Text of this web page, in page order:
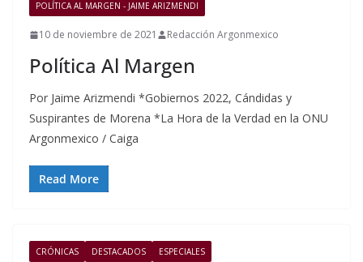
POLÍTICA AL MARGEN - JAIME ARIZMENDI
10 de noviembre de 2021 Redacción Argonmexico
Política Al Margen
Por Jaime Arizmendi *Gobiernos 2022, Cándidas y
Suspirantes de Morena *La Hora de la Verdad en la ONU
Argonmexico / Caiga
Read More
CRÓNICAS DESTACADOS ESPECIALES